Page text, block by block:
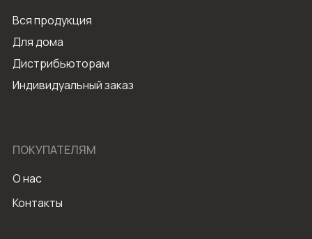
Вся продукция
О нас
Индивидуальный заказ
Дистрибьюторам
Для дома
ПОКУПАТЕЛЯМ
Контакты